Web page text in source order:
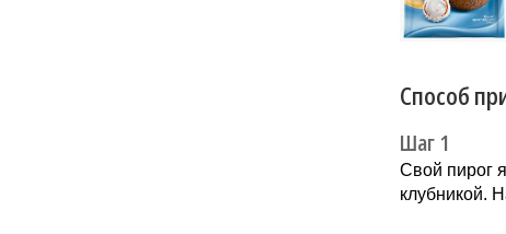
напитков.
Способ
Шаг 1
Свой пирог
клубникой.